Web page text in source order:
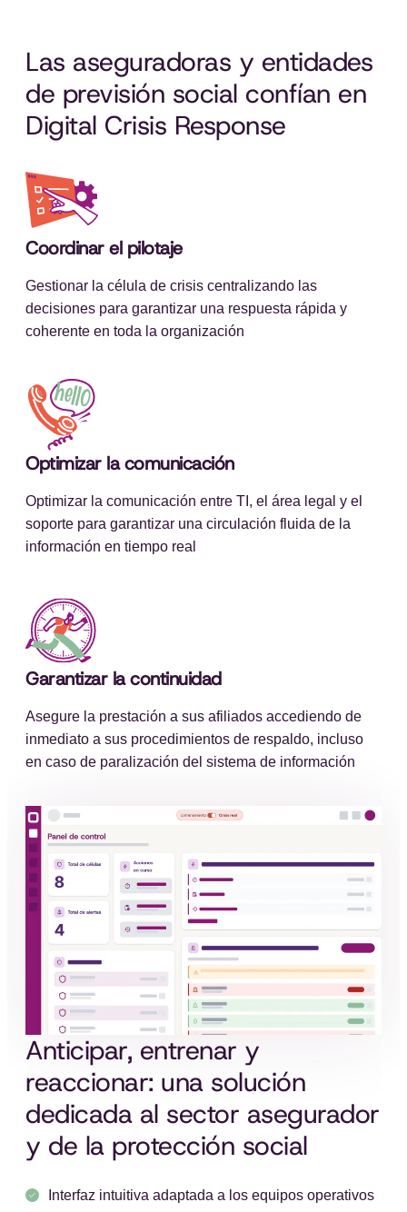
Las aseguradoras y entidades
de previsión social confían en
Digital Crisis Response
Coordinar el pilotaje
Gestionar la célula de crisis centralizando las
decisiones para garantizar una respuesta rápida y
coherente en toda la organización
Optimizar la comunicación
Optimizar la comunicación entre TI, el área legal y el
soporte para garantizar una circulación fluida de la
información en tiempo real
Garantizar la continuidad
Asegure la prestación a sus afiliados accediendo de
inmediato a sus procedimientos de respaldo, incluso
en caso de paralización del sistema de información
Anticipar, entrenar y
reaccionar: una solución
dedicada al sector asegurador
y de la protección social
Interfaz intuitiva adaptada a los equipos operativos